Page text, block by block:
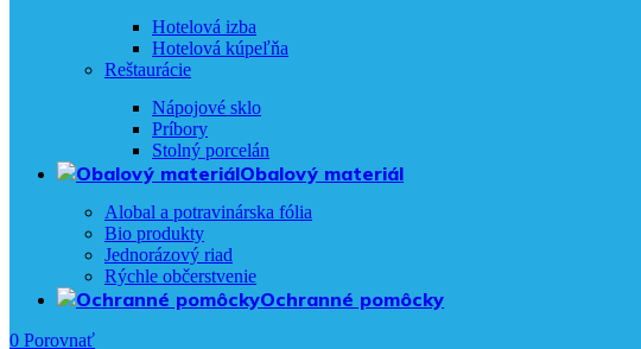
Hotelová izba
Hotelová kúpeľňa
Reštaurácie
Nápojové sklo
Príbory
Stolný porcelán
Obalový materiál
Alobal a potravinárska fólia
Bio produkty
Jednorázový riad
Rýchle občerstvenie
Ochranné pomôcky
0 Porovnať